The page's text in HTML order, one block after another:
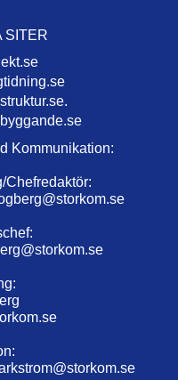
SITER
Kommunikation:
Chefredaktör: